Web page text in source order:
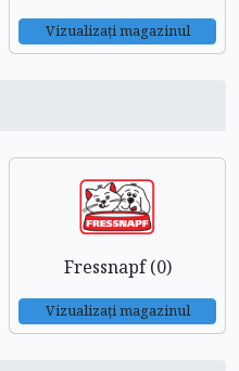
Vizualizați magazinul
Fressnapf (0)
Vizualizați magazinul